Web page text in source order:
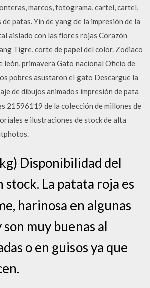
marcos, fotograma, cartel, cartel,
patas. Yin de yang de la impresión de la
aislado con las flores rojas Corazón
Tigre, corte de papel del color. Zodiaco
león, primavera Gato nacional Oficio de
pobres asustaron el gato Descargue la
de dibujos animados impresión de pata
21596119 de la colección de millones de
e ilustraciones de stock de alta
Disponibilidad del
stock. La patata roja es
harinosa en algunas
muy buenas al
o en guisos ya que